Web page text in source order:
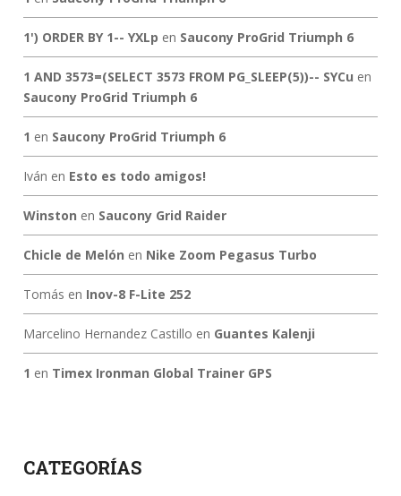
1') ORDER BY 1-- YXLp en Saucony ProGrid Triumph 6
1 AND 3573=(SELECT 3573 FROM PG_SLEEP(5))-- SYCu en
Saucony ProGrid Triumph 6
1 en Saucony ProGrid Triumph 6
Iván en Esto es todo amigos!
Winston en Saucony Grid Raider
Chicle de Melón en Nike Zoom Pegasus Turbo
Tomás en Inov-8 F-Lite 252
Marcelino Hernandez Castillo en Guantes Kalenji
1 en Timex Ironman Global Trainer GPS
CATEGORÍAS